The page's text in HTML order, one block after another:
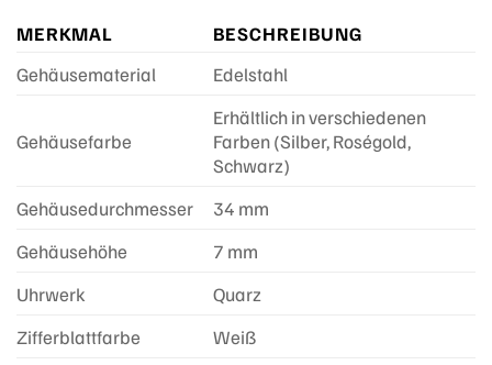
MERKMAL
BESCHREIBUNG
Gehäusematerial
Edelstahl
Gehäusefarbe
Erhältlich in verschiedenen
Farben (Silber, Roségold,
Schwarz)
Gehäusedurchmesser
34 mm
Gehäusehöhe
7 mm
Uhrwerk
Quarz
Zifferblattfarbe
Weiß